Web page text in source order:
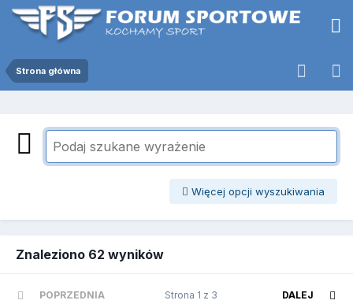
Strona główna
Więcej opcji wyszukiwania
Znaleziono 62 wyników
POPRZEDNIA DALEJ
Strona 1 z 3